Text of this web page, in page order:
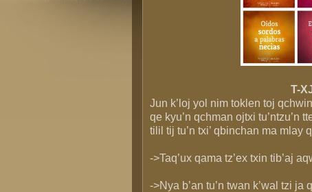
T-
Jun k’loj yol nim toklen toj
qe kyu’n qchman ojtxi tu’ntzu’n
tilil tij tu’n txi’ qbinchan ma mlay
->Taq’ux qama tz’ex txin tib’aj
->Nya b’an tu’n twan k’wal tzi ja